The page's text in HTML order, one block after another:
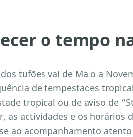
o tempo
tufões vai de Maio a
de tempestades
tropical ou de aviso de
as actividades e os horários
ao acompanhamento